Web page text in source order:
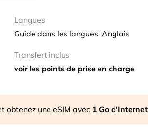
Langues
Guide dans les langues: Anglais
Transfert inclus
voir les points de prise en charge
obtenez une eSIM avec 1 Go d'Internet